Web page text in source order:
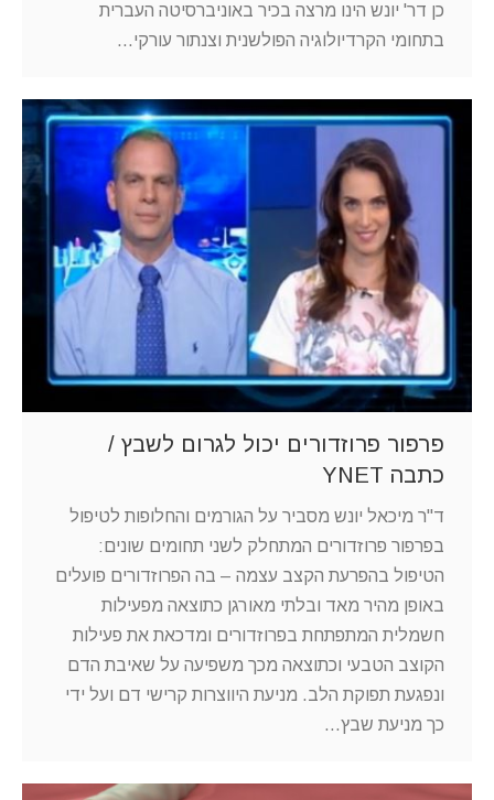
כן דר' יונש הינו מרצה בכיר באוניברסיטה העברית
בתחומי הקרדיולוגיה הפולשנית וצנתור עורקי…
פרפור פרוזדורים יכול לגרום לשבץ /
כתבה YNET
ד"ר מיכאל יונש מסביר על הגורמים והחלופות לטיפול
בפרפור פרוזדורים המתחלק לשני תחומים שונים:
הטיפול בהפרעת הקצב עצמה – בה הפרוזדורים פועלים
באופן מהיר מאד ובלתי מאורגן כתוצאה מפעילות
חשמלית המתפתחת בפרוזדורים ומדכאת את פעילות
הקוצב הטבעי וכתוצאה מכך משפיעה על שאיבת הדם
ונפגעת תפוקת הלב. מניעת היווצרות קרישי דם ועל ידי
כך מניעת שבץ…